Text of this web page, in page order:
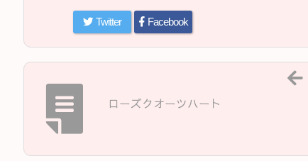
Twitter Facebook
ローズクオーツハート